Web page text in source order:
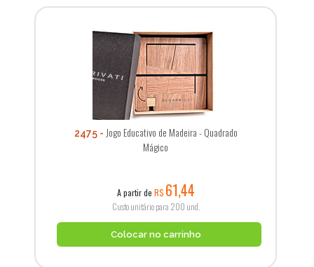
2475
Jogo Educativo de Madeira - Quadrado
Mágico
A partir de R$ 61,44
Custo unitário para 200 und.
Colocar no carrinho